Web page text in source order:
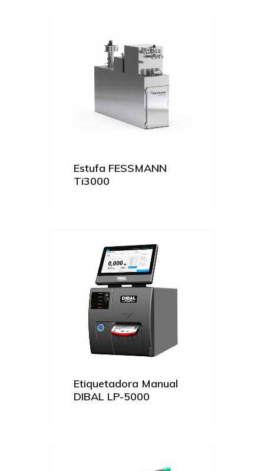
Estufa FESSMANN
Ti3000
Etiquetadora Manual
DIBAL LP-5000